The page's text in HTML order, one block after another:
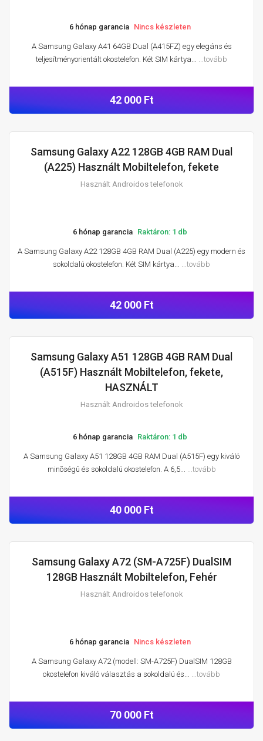
6 hónap garancia Nincs készleten
A Samsung Galaxy A41 64GB Dual (A415FZ) egy elegáns és
teljesítményorientált okostelefon. Két SIM kártya... ...tovább
42 000 Ft
Samsung Galaxy A22 128GB 4GB RAM Dual
(A225) Használt Mobiltelefon, fekete
Használt Androidos telefonok
6 hónap garancia Raktáron: 1 db
A Samsung Galaxy A22 128GB 4GB RAM Dual (A225) egy modern és
sokoldalú okostelefon. Két SIM kártya... ...tovább
42 000 Ft
Samsung Galaxy A51 128GB 4GB RAM Dual
(A515F) Használt Mobiltelefon, fekete,
HASZNÁLT
Használt Androidos telefonok
6 hónap garancia Raktáron: 1 db
A Samsung Galaxy A51 128GB 4GB RAM Dual (A515F) egy kiváló
minõségû és sokoldalú okostelefon. A 6,5... ...tovább
40 000 Ft
HASZNÁLT ANDROIDOS TELEFONOK
Samsung Galaxy A72 (SM-A725F) DualSIM
128GB Használt Mobiltelefon, Fehér
Használt Androidos telefonok
6 hónap garancia Nincs készleten
A Samsung Galaxy A72 (modell: SM-A725F) DualSIM 128GB
okostelefon kiváló választás a sokoldalú és... ...tovább
70 000 Ft